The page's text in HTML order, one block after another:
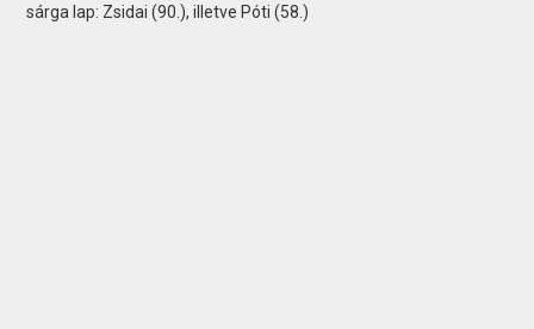
sárga lap: Zsidai (90.), illetve Póti (58.)